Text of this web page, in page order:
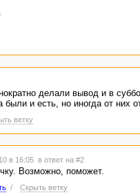
делали вывод и в
были и есть, но иногда от них
ветку
в 16:05 в ответ на #2
Возможно, поможет.
/ Скрыть ветку